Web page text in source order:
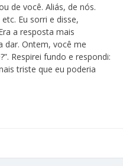
de você. Aliás, de nós.
Eu sorri e disse,
a resposta mais
dar. Ontem, você me
Respirei fundo e respondi:
triste que eu poderia